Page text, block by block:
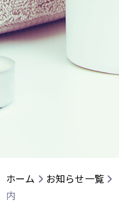
ホーム お知らせ一覧
内